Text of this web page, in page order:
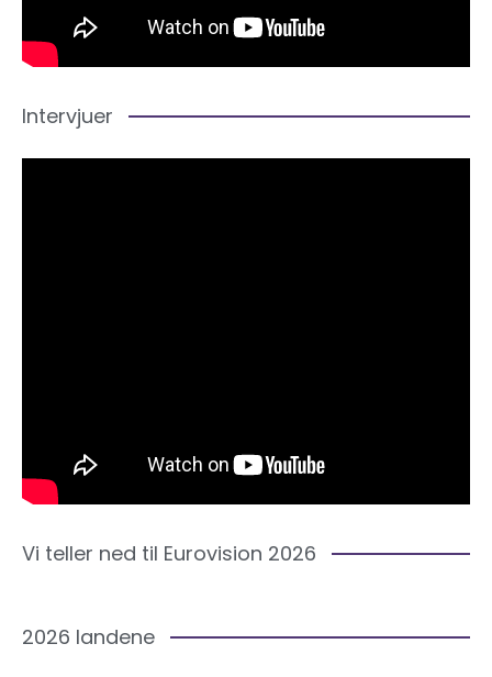
Intervjuer
Vi teller ned til Eurovision 2026
2026 landene